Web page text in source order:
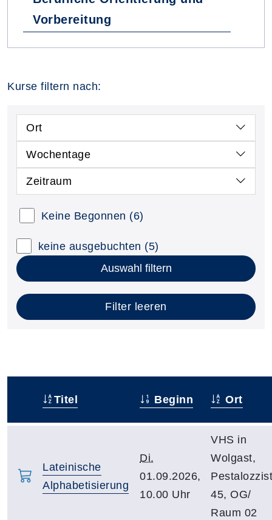
Vorbereitung
Kurse filtern nach:
Ort
Wochentage
Zeitraum
Keine Begonnen (6)
keine ausgebuchten (5)
Auswahl filtern
Filter leeren
Titel Beginn Ort
Lateinische
Alphabetisierung
Di.
01.09.2026,
10.00 Uhr
VHS in
Wolgast,
45, OG/
Raum 02